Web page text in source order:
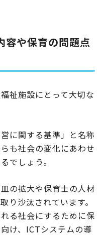
容や保育の問題点
祉施設にとって大切な
に関する基準」と名称
も社会の変化にあわせ
でしょう。
の拡大や保育士の人材
り沙汰されています。
る社会にするために保
け、ICTシステムの導